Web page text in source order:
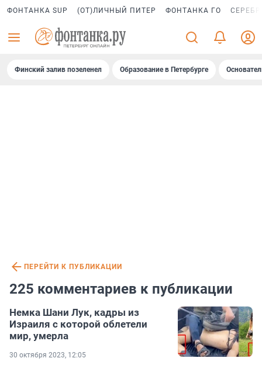
ФОНТАНКА SUP (ОТ)ЛИЧНЫЙ ПИТЕР ФОНТАНКА ГО
Финский залив позеленел Образование в Петербурге
ПЕРЕЙТИ К ПУБЛИКАЦИИ
225 комментариев к публикации
Немка Шани Лук, кадры из
Израиля с которой облетели
мир, умерла
30 октября 2023, 12:05